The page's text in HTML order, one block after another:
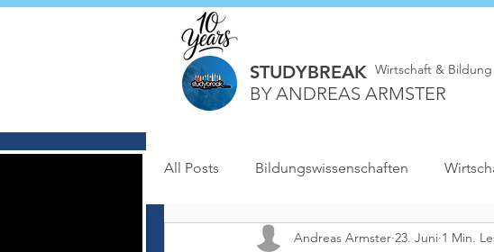
STUDYBREAK
BY ANDREAS ARMSTER
Wirtschaft & Bildung
All Posts Bildungswissenschaften
Andreas Armster 23. Juni 1 Min.